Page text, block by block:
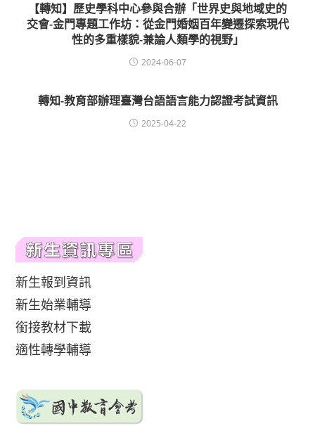
【轉知】歷史學科中心參與合辦「世界史與地域史的
交會-金門專題工作坊：從金門婚姻百年變遷探索現代
性的多重樣貌-兼論人類學的視野」
2024-06-07
轉知-教育部辦理臺灣台語語言能力認證考試資訊
2025-04-22
新生報到資訊
新生始業輔導
銜接教材下載
適性轉學輔導